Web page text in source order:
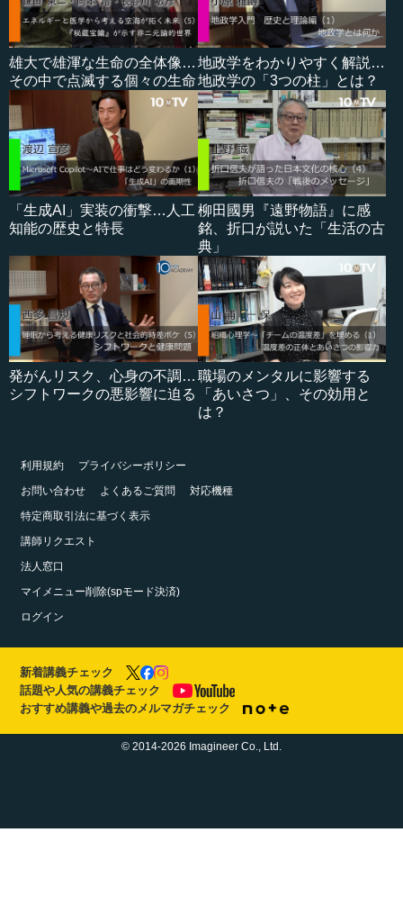
雄大で雄渾な生命の全体像…
その中で点滅する個々の生命
地政学をわかりやすく解説…
地政学の「3つの柱」とは？
「生成AI」実装の衝撃…人工
知能の歴史と特長
柳田國男『遠野物語』に感
銘、折口が説いた「生活の古
典」
発がんリスク、心身の不調…
シフトワークの悪影響に迫る
職場のメンタルに影響する
「あいさつ」、その効用と
は？
利用規約
プライバシーポリシー
お問い合わせ
よくあるご質問
対応機種
特定商取引法に基づく表示
講師リクエスト
法人窓口
マイメニュー削除(spモード決済)
ログイン
新着講義チェック
話題や人気の講義チェック
おすすめ講義や過去のメルマガチェック
© 2014-2026 Imagineer Co., Ltd.